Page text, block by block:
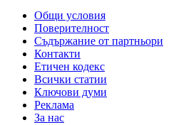
Общи условия
Поверителност
Съдържание от партньори
Контакти
Етичен кодекс
Всички статии
Ключови думи
Реклама
За нас